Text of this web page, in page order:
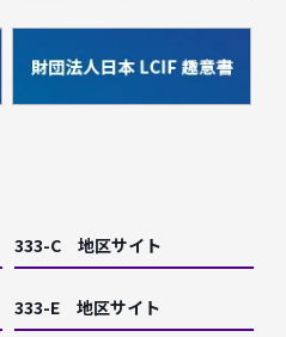
333-C 地区サイト
333-E 地区サイト